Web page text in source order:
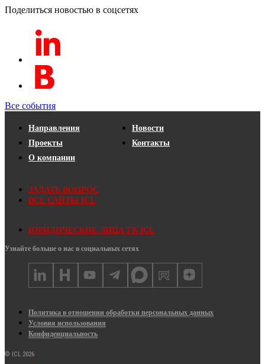
Поделиться новостью в соцсетях
Все события
Направления
Проекты
О компании
Новости
Контакты
ЗАДАТЬ ВОПРОС
ВСЕ САЙТЫ ICL
ЮРИДИЧЕСКИЕ ЛИЦА ГК ICL
Узнайте больше о нас в социальных сетях
Политика в отношении обработки персональных данных
Условия использования
Конфиденциальность
© ICL 2026